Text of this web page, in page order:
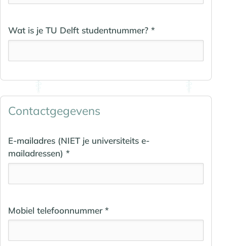
Wat is je TU Delft studentnummer? *
Contactgegevens
E-mailadres (NIET je universiteits e-
mailadressen) *
Mobiel telefoonnummer *